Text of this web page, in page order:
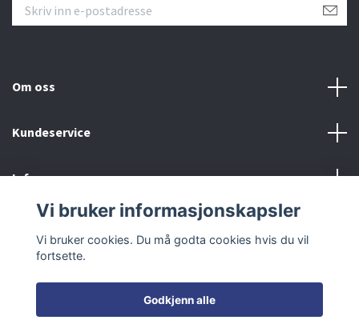
Om oss
Kundeservice
Info
Vi bruker informasjonskapsler
Vi bruker cookies. Du må godta cookies hvis du vil
fortsette.
Godkjenn alle